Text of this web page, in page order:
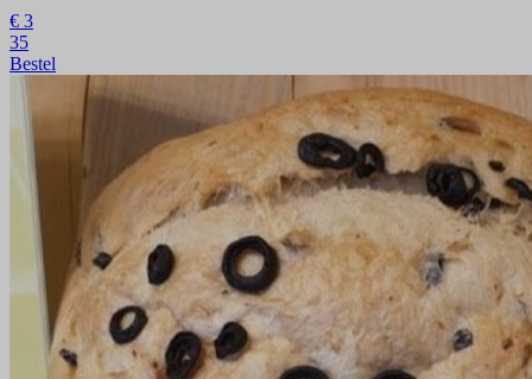
€ 3
35
Bestel